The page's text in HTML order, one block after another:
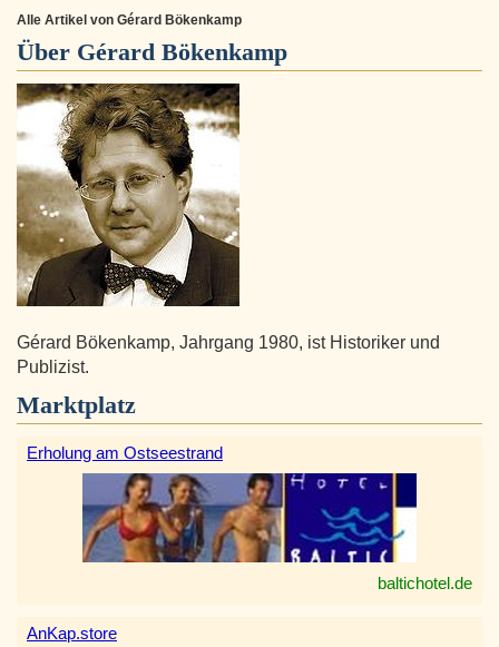
Alle Artikel von Gérard Bökenkamp
Über Gérard Bökenkamp
Gérard Bökenkamp, Jahrgang 1980, ist Historiker und
Publizist.
Marktplatz
Erholung am Ostseestrand
baltichotel.de
AnKap.store